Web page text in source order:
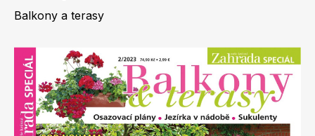
Apetit Marianne Bydlení
Balkony a terasy